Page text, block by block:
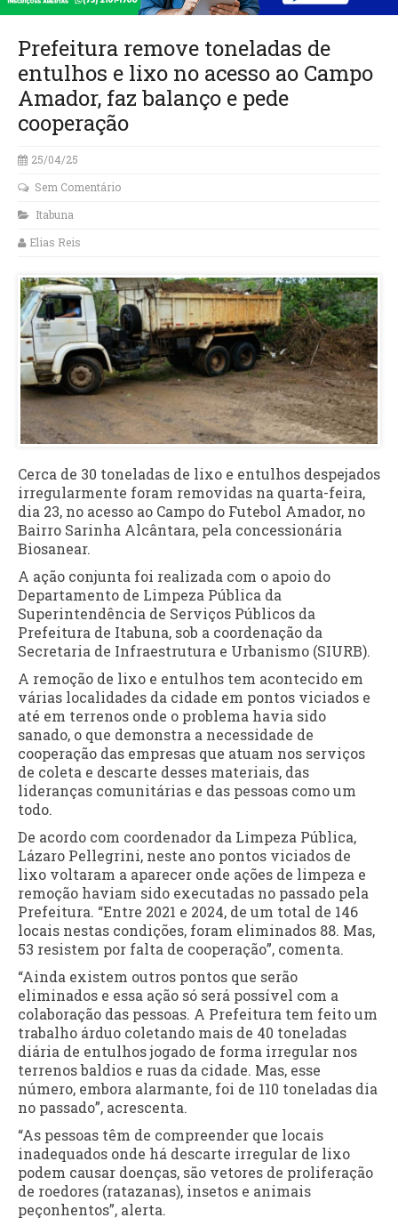
Prefeitura remove toneladas de
entulhos e lixo no acesso ao Campo
Amador, faz balanço e pede
cooperação
25/04/25
Sem Comentário
Itabuna
Elias Reis
Cerca de 30 toneladas de lixo e entulhos despejados
irregularmente foram removidas na quarta-feira,
dia 23, no acesso ao Campo do Futebol Amador, no
Bairro Sarinha Alcântara, pela concessionária
Biosanear.
A ação conjunta foi realizada com o apoio do
Departamento de Limpeza Pública da
Superintendência de Serviços Públicos da
Prefeitura de Itabuna, sob a coordenação da
Secretaria de Infraestrutura e Urbanismo (SIURB).
A remoção de lixo e entulhos tem acontecido em
várias localidades da cidade em pontos viciados e
até em terrenos onde o problema havia sido
sanado, o que demonstra a necessidade de
cooperação das empresas que atuam nos serviços
de coleta e descarte desses materiais, das
lideranças comunitárias e das pessoas como um
todo.
De acordo com coordenador da Limpeza Pública,
Lázaro Pellegrini, neste ano pontos viciados de
lixo voltaram a aparecer onde ações de limpeza e
remoção haviam sido executadas no passado pela
Prefeitura. “Entre 2021 e 2024, de um total de 146
locais nestas condições, foram eliminados 88. Mas,
53 resistem por falta de cooperação”, comenta.
“Ainda existem outros pontos que serão
eliminados e essa ação só será possível com a
colaboração das pessoas. A Prefeitura tem feito um
trabalho árduo coletando mais de 40 toneladas
diária de entulhos jogado de forma irregular nos
terrenos baldios e ruas da cidade. Mas, esse
número, embora alarmante, foi de 110 toneladas dia
no passado”, acrescenta.
“As pessoas têm de compreender que locais
inadequados onde há descarte irregular de lixo
podem causar doenças, são vetores de proliferação
de roedores (ratazanas), insetos e animais
peçonhentos”, alerta.